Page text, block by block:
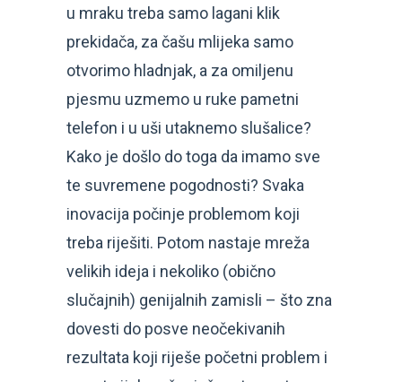
u mraku treba samo lagani klik
prekidača, za čašu mlijeka samo
otvorimo hladnjak, a za omiljenu
pjesmu uzmemo u ruke pametni
telefon i u uši utaknemo slušalice?
Kako je došlo do toga da imamo sve
te suvremene pogodnosti? Svaka
inovacija počinje problemom koji
treba riješiti. Potom nastaje mreža
velikih ideja i nekoliko (obično
slučajnih) genijalnih zamisli – što zna
dovesti do posve neočekivanih
rezultata koji riješe početni problem i